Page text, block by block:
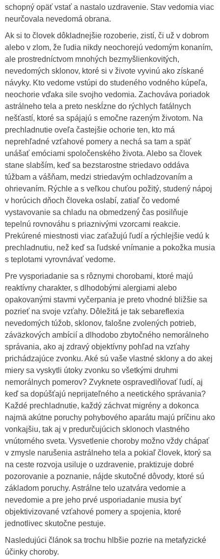
schopný opäť vstať a nastalo uzdravenie. Stav vedomia viac
neurčovala nevedomá obrana.
Ak si to človek dôkladnejšie rozoberie, zistí, či už v dobrom
alebo v zlom, že ľudia nikdy neochorejú vedomým konaním,
ale prostredníctvom mnohých bezmyšlienkovitých,
nevedomých sklonov, ktoré si v živote vyvinú ako získané
návyky. Kto vedome vstúpi do studeného vodného kúpeľa,
neochorie vďaka sile svojho vedomia. Zachováva poriadok
astrálneho tela a preto neskĺzne do rýchlych fatálnych
nešťastí, ktoré sa spájajú s emočne razeným životom. Na
prechladnutie oveľa častejšie ochorie ten, kto má
neprehľadné vzťahové pomery a nechá sa tam a späť
unášať emóciami spoločenského života. Alebo sa človek
stane slabším, keď sa bezstarostne striedavo oddáva
túžbam a vášňam, medzi striedavým ochladzovaním a
ohrievaním. Rýchle a s veľkou chuťou požitý, studený nápoj
v horúcich dňoch človeka oslabí, zatiaľ čo vedomé
vystavovanie sa chladu na obmedzený čas posilňuje
tepelnú rovnováhu s priaznivými vzorcami reakcie.
Prekúrené miestnosti viac zaťažujú ľudí a rýchlejšie vedú k
prechladnutiu, než keď sa ľudské vnímanie a pokožka musia
s teplotami vyrovnávať vedome.
Pre vysporiadanie sa s rôznymi chorobami, ktoré majú
reaktívny charakter, s dlhodobými alergiami alebo
opakovanými stavmi vyčerpania je preto vhodné bližšie sa
pozrieť na svoje vzťahy. Dôležitá je tak sebareflexia
nevedomých túžob, sklonov, falošne zvolených potrieb,
záväzkových ambícií a dlhodobo zbytočného nemorálneho
správania, ako aj zdravý objektívny pohľad na vzťahy
prichádzajúce zvonku. Aké sú vaše vlastné sklony a do akej
miery sa vyskytli útoky zvonku so všetkými druhmi
nemorálnych pomerov? Zvyknete ospravedlňovať ľudí, aj
keď sa dopúšťajú neprijateľného a neetického správania?
Každé prechladnutie, každý záchvat migrény a dokonca
najmä akútne poruchy pohybového aparátu majú príčinu ako
vonkajšiu, tak aj v predurčujúcich sklonoch vlastného
vnútorného sveta. Vysvetlenie choroby možno vždy chápať
v zmysle narušenia astrálneho tela a pokiaľ človek, ktorý sa
na ceste rozvoja usiluje o uzdravenie, praktizuje dobré
pozorovanie a poznanie, nájde skutočné dôvody, ktoré sú
základom poruchy. Astrálne telo uzatvára vedomie a
nevedomie a pre jeho prvé usporiadanie musia byť
objektivizované vzťahové pomery a spojenia, ktoré
jednotlivec skutočne pestuje.
Nasledujúci článok sa trochu hlbšie pozrie na metafyzické
účinky choroby.